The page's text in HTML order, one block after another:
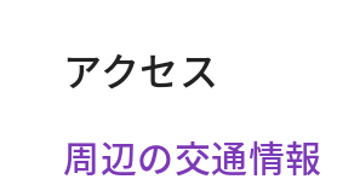
アクセス
周辺の交通情報